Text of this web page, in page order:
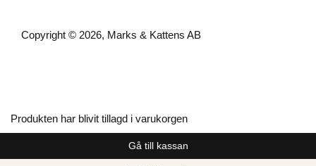
Copyright © 2026, Marks & Kattens AB
Produkten har blivit tillagd i varukorgen
Gå till kassan